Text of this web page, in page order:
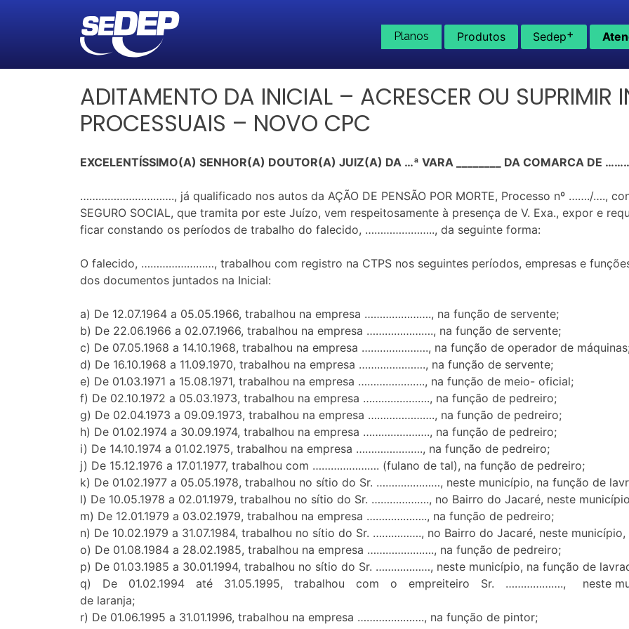
Planos Produtos Sedep+
ADITAMENTO DA INICIAL – ACRESCER OU SUPRIMIR
PROCESSUAIS – NOVO CPC
EXCELENTÍSSIMO(A) SENHOR(A) DOUTOR(A) JUIZ(A) DA …ª VARA ________ DA COMARCA DE
…………………………., já qualificado nos autos da AÇÃO DE PENSÃO POR MORTE, Processo nº ……./….,
SEGURO SOCIAL, que tramita por este Juízo, vem respeitosamente à presença de V. Exa., expor e
ficar constando os períodos de trabalho do falecido, ………………….., da seguinte forma:
O falecido, ……………………, trabalhou com registro na CTPS nos seguintes períodos, empresas e
dos documentos juntados na Inicial:
a) De 12.07.1964 a 05.05.1966, trabalhou na empresa …………………., na função de servente;
b) De 22.06.1966 a 02.07.1966, trabalhou na empresa …………………., na função de servente;
c) De 07.05.1968 a 14.10.1968, trabalhou na empresa …………………., na função de operador de
d) De 16.10.1968 a 11.09.1970, trabalhou na empresa …………………., na função de servente;
e) De 01.03.1971 a 15.08.1971, trabalhou na empresa …………………., na função de meio- oficial;
f) De 02.10.1972 a 05.03.1973, trabalhou na empresa …………………., na função de pedreiro;
g) De 02.04.1973 a 09.09.1973, trabalhou na empresa …………………., na função de pedreiro;
h) De 01.02.1974 a 30.09.1974, trabalhou na empresa …………………., na função de pedreiro;
i) De 14.10.1974 a 01.02.1975, trabalhou na empresa …………………., na função de pedreiro;
j) De 15.12.1976 a 17.01.1977, trabalhou com …………………. (fulano de tal), na função de pedreiro;
k) De 01.02.1977 a 05.05.1978, trabalhou no sítio do Sr. …………………, neste município, na função de
l) De 10.05.1978 a 02.01.1979, trabalhou no sítio do Sr. ………………., no Bairro do Jacaré, neste
m) De 12.01.1979 a 03.02.1979, trabalhou na empresa ……………….., na função de pedreiro;
n) De 10.02.1979 a 31.07.1984, trabalhou no sítio do Sr. ……………., no Bairro do Jacaré, neste
o) De 01.08.1984 a 28.02.1985, trabalhou na empresa …………………., na função de pedreiro;
p) De 01.03.1985 a 30.01.1994, trabalhou no sítio do Sr. ………………, neste município, na função de
q) De 01.02.1994 até 31.05.1995, trabalhou com o empreiteiro Sr. ………………., neste
de laranja;
r) De 01.06.1995 a 31.01.1996, trabalhou na empresa …………………., na função de pintor;